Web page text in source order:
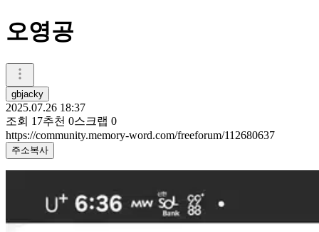
오영공
gbjacky
2025.07.26 18:37
조회 17추천 0스크랩 0
https://community.memory-word.com/freeforum/112680637
주소복사